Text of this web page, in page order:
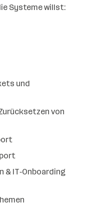
Systeme willst:
und
von
& IT‑Onboarding